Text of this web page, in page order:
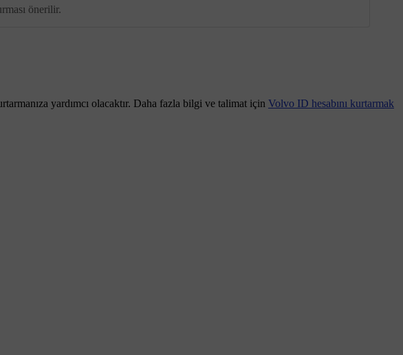
önerilir.
yardımcı olacaktır. Daha fazla bilgi ve talimat için Volvo ID hesabını kurtarmak